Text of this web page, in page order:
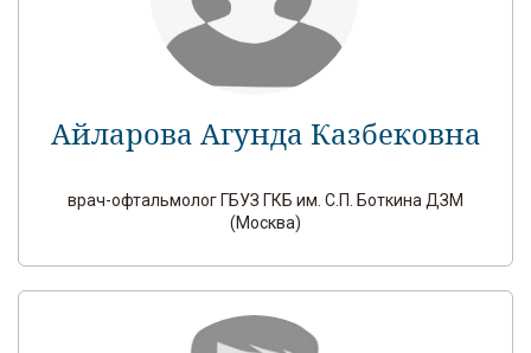
Айларова Агунда Казбековна
врач-офтальмолог ГБУЗ ГКБ им. С.П. Боткина ДЗМ
(Москва)